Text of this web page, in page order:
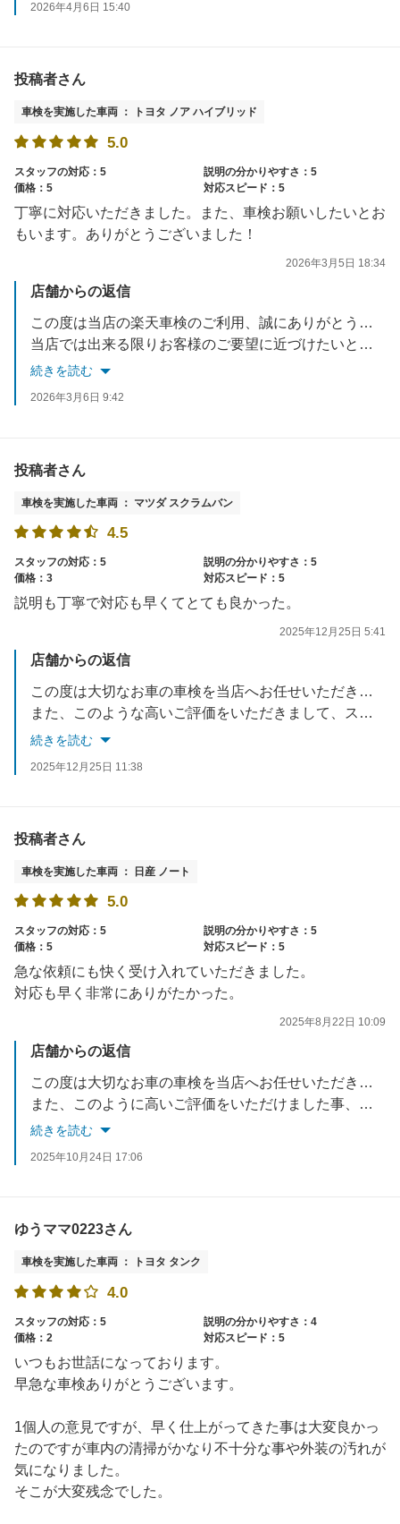
2026年4月6日 15:40
投稿者さん
車検を実施した車両 ： トヨタ ノア ハイブリッド
5.0
スタッフの対応：5
説明の分かりやすさ：5
価格：5
対応スピード：5
丁寧に対応いただきました。また、車検お願いしたいとお
もいます。ありがとうございました！
2026年3月5日 18:34
店舗からの返信
この度は当店の楽天車検のご利用、誠にありがとうございました。
当店では出来る限りお客様のご要望に近づけたいと考えておりますので、
今後も車検に車検に限らず、お車で何かお悩みでしたら何でもご相談ください！
続きを読む
2026年3月6日 9:42
投稿者さん
車検を実施した車両 ： マツダ スクラムバン
4.5
スタッフの対応：5
説明の分かりやすさ：5
価格：3
対応スピード：5
説明も丁寧で対応も早くてとても良かった。
2025年12月25日 5:41
店舗からの返信
この度は大切なお車の車検を当店へお任せいただきまして、誠に有難う御座いました！
また、このような高いご評価をいただきまして、スタッフ一同大変励みになりました。
今後は燃料割引クーポンや６か月毎の無料あんしん点検、オイル交換割引などをご活用いただきながら、引き続き当店をお得にご利用いただけたらと思います。
続きを読む
2025年12月25日 11:38
投稿者さん
車検を実施した車両 ： 日産 ノート
5.0
スタッフの対応：5
説明の分かりやすさ：5
価格：5
対応スピード：5
急な依頼にも快く受け入れていただきました。
対応も早く非常にありがたかった。
2025年8月22日 10:09
店舗からの返信
この度は大切なお車の車検を当店へお任せいただきまして誠に有難うございました。
また、このように高いご評価をいただけました事、スタッフ一同大変励みになりました！
今後は半年毎の無料あんしん点検やガソリン割引クーポンのご活用いただきながら、引き続き当店をお得にご利用いただければと思います。
続きを読む
2025年10月24日 17:06
ゆうママ0223さん
車検を実施した車両 ： トヨタ タンク
4.0
スタッフの対応：5
説明の分かりやすさ：4
価格：2
対応スピード：5
いつもお世話になっております。
早急な車検ありがとうございます。
1個人の意見ですが、早く仕上がってきた事は大変良かっ
たのですが車内の清掃がかなり不十分な事や外装の汚れが
気になりました。
そこが大変残念でした。